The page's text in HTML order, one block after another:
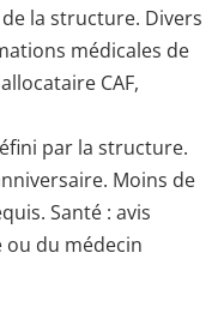
la structure. Divers
médicales de
CAF,
par la structure.
Moins de
Santé : avis
ou du médecin